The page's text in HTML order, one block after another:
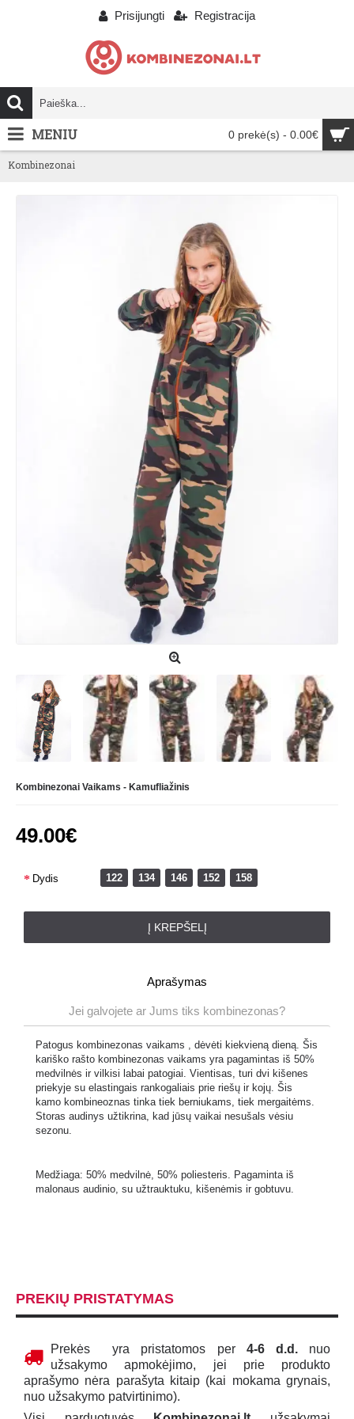
Prisijungti Registracija
0 prekė(s) - 0.00€
MENIU
Kombinezonai
Kombinezonai Vaikams - Kamufliažinis
49.00€
Dydis 122 134 146 152 158
Į KREPŠELĮ
Aprašymas
Jei galvojete ar Jums tiks kombinezonas?
Patogus kombinezonas vaikams , dėvėti kiekvieną dieną. Šis
kariško rašto kombinezonas vaikams yra pagamintas iš 50%
medvilnės ir vilkisi labai patogiai. Vientisas, turi dvi kišenes
priekyje su elastingais rankogaliais prie riešų ir kojų. Šis
kamo kombineoznas tinka tiek berniukams, tiek mergaitėms.
Storas audinys užtikrina, kad jūsų vaikai nesušals vėsiu
sezonu.
Medžiaga: 50% medvilnė, 50% poliesteris. Pagaminta iš
malonaus audinio, su užtrauktuku, kišenėmis ir gobtuvu.
PREKIŲ PRISTATYMAS
Prekės yra pristatomos per 4-6 d.d.nuo
užsakymo apmokėjimo, jei prie produkto
aprašymo nėra parašyta kitaip (kai mokama grynais,
nuo užsakymo patvirtinimo).